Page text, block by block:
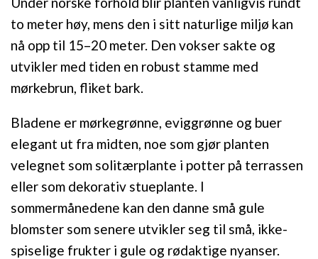
to meter høy, mens den i sitt naturlige miljø kan
nå opp til 15–20 meter. Den vokser sakte og
utvikler med tiden en robust stamme med
mørkebrun, fliket bark.
Bladene er mørkegrønne, eviggrønne og buer
elegant ut fra midten, noe som gjør planten
velegnet som solitærplante i potter på terrassen
eller som dekorativ stueplante. I
sommermånedene kan den danne små gule
blomster som senere utvikler seg til små, ikke-
spiselige frukter i gule og rødaktige nyanser.